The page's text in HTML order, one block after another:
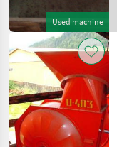
Used machine